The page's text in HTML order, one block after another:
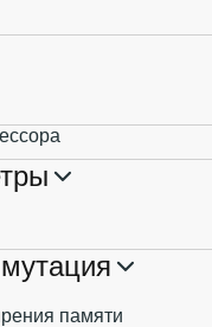
памяти